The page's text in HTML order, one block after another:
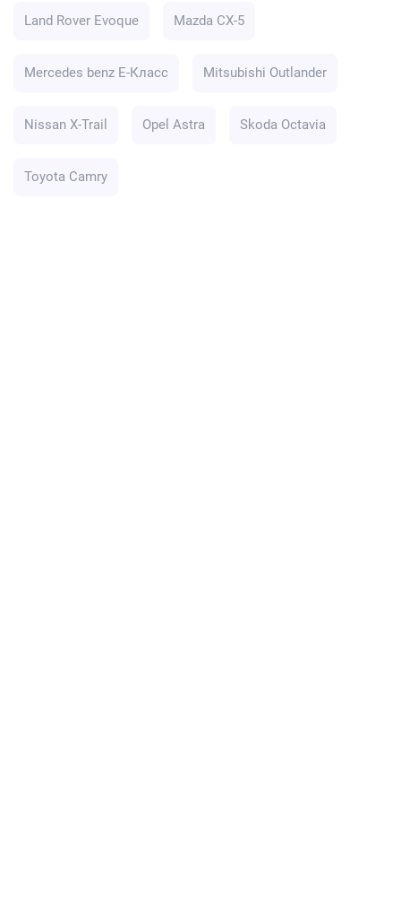
Land Rover Evoque Mazda CX-5
Mercedes benz E-Класс Mitsubishi Outlander
Nissan X-Trail Opel Astra Skoda Octavia
Toyota Camry